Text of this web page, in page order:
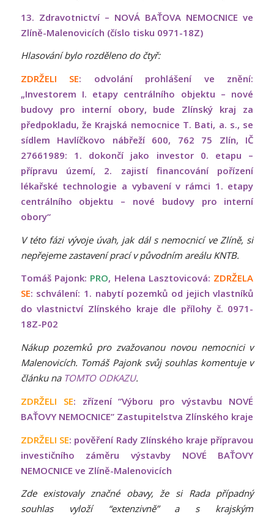
13. Zdravotnictví – NOVÁ BAŤOVA NEMOCNICE ve
Zlíně-Malenovicích (číslo tisku 0971-18Z)
Hlasování bylo rozděleno do čtyř:
ZDRŽELI SE: odvolání prohlášení ve znění:
„Investorem I. etapy centrálního objektu – nové
budovy pro interní obory, bude Zlínský kraj za
předpokladu, že Krajská nemocnice T. Bati, a. s., se
sídlem Havlíčkovo nábřeží 600, 762 75 Zlín, IČ
27661989: 1. dokončí jako investor 0. etapu –
přípravu území, 2. zajistí financování pořízení
lékařské technologie a vybavení v rámci 1. etapy
centrálního objektu – nové budovy pro interní
obory“
V této fázi vývoje úvah, jak dál s nemocnicí ve Zlíně, si
nepřejeme zastavení prací v původním areálu KNTB.
Tomáš Pajonk: PRO, Helena Lasztovicová: ZDRŽELA
SE: schválení: 1. nabytí pozemků od jejich vlastníků
do vlastnictví Zlínského kraje dle přílohy č. 0971-
18Z-P02
Nákup pozemků pro zvažovanou novou nemocnici v
Malenovicích. Tomáš Pajonk svůj souhlas komentuje v
článku na TOMTO ODKAZU.
ZDRŽELI SE: zřízení “Výboru pro výstavbu NOVÉ
BAŤOVY NEMOCNICE” Zastupitelstva Zlínského kraje
ZDRŽELI SE: pověření Rady Zlínského kraje přípravou
investičního záměru výstavby NOVÉ BAŤOVY
NEMOCNICE ve Zlíně-Malenovicích
Zde existovaly značné obavy, že si Rada případný
souhlas vyloží “extenzivně” a s krajským